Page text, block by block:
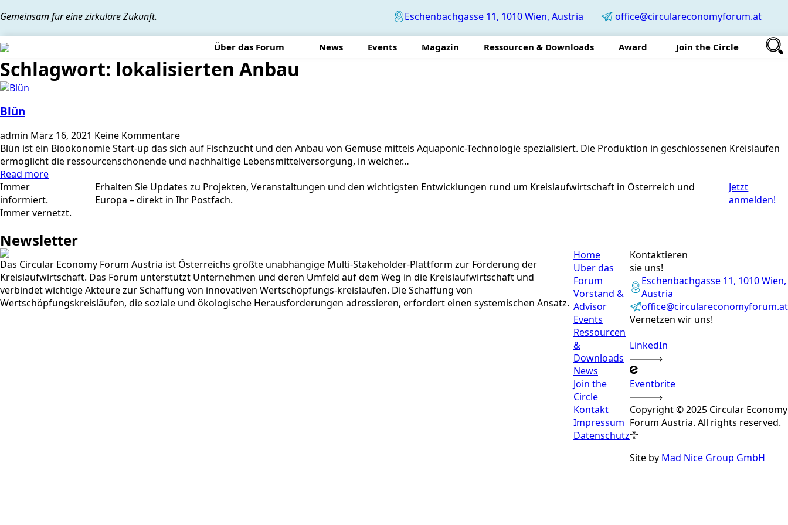
Gemeinsam für eine zirkuläre Zukunft. Eschenbachgasse 11, 1010 Wien, Austria office@circulareconomyforum.at
Über das Forum News Events Magazin Ressourcen & Downloads Award Join the Circle
Schlagwort: lokalisierten Anbau
Blün
admin März 16, 2021 Keine Kommentare
Blün ist ein Bioökonomie Start-up das sich auf Fischzucht und den Anbau von Gemüse mittels Aquaponic-Technologie spezialisiert. Die Produktion in geschlossenen Kreisläufen
ermöglicht die ressourcenschonende und nachhaltige Lebensmittelversorgung, in welcher…
Read more
Immer
informiert.
Immer vernetzt.
Newsletter
Erhalten Sie Updates zu Projekten, Veranstaltungen und den wichtigsten Entwicklungen rund um Kreislaufwirtschaft in Österreich und
Europa – direkt in Ihr Postfach.
Jetzt
anmelden!
Das Circular Economy Forum Austria ist Österreichs größte unabhängige Multi-Stakeholder-Plattform zur Förderung der
Kreislaufwirtschaft. Das Forum unterstützt Unternehmen und deren Umfeld auf dem Weg in die Kreislaufwirtschaft und
verbindet wichtige Akteure zur Schaffung von innovativen Wertschöpfungs-kreisläufen. Die Schaffung von
Wertschöpfungskreisläufen, die soziale und ökologische Herausforderungen adressieren, erfordert einen systemischen Ansatz.
Home
Über das
Forum
Vorstand &
Advisor
Events
Ressourcen
&
Downloads
News
Join the
Circle
Kontakt
Impressum
Datenschutz
Kontaktieren
sie uns!
Eschenbachgasse 11, 1010 Wien,
Austria
office@circulareconomyforum.at
Vernetzen wir uns!
LinkedIn
Eventbrite
Copyright © 2025 Circular Economy
Forum Austria. All rights reserved.
Site by Mad Nice Group GmbH